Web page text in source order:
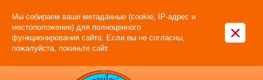
Мы собираем ваши метаданные (cookie, IP-адрес и
местоположение) для полноценного
функционирования сайта. Если вы не согласны,
пожалуйста, покиньте сайт.
×